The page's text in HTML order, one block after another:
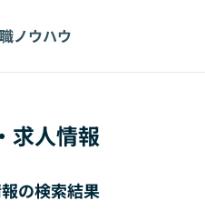
ノウハウ
求人情報
の検索結果